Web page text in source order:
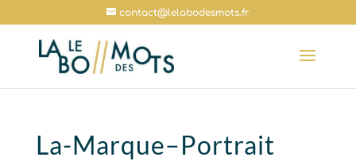
contact@lelabodesmots.fr
La-Marque–Portrait